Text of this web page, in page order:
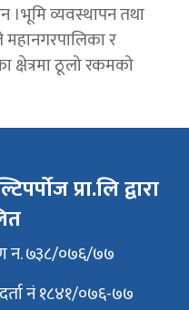
।भूमि व्यवस्थापन तथा
र
क्षेत्रमा ठूलो रकमको
प्रा.लि द्वारा
न. ७३८/०७६/७७
नं १८४१/०७६-७७